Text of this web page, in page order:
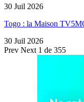
30 Juil 2026
Togo : la Maison
30 Juil 2026
Prev Next 1 de 355